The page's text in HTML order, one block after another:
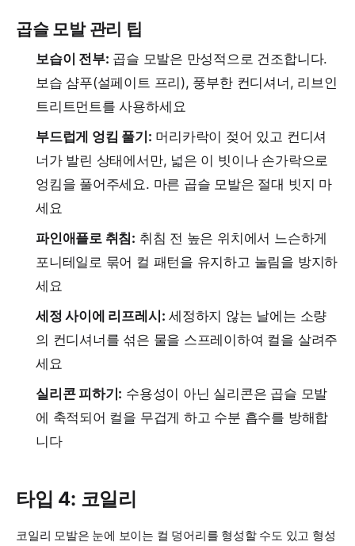
곱슬 모발 관리 팁
보습이 전부: 곱슬 모발은 만성적으로 건조합니다.
보습 샴푸(설페이트 프리), 풍부한 컨디셔너, 리브인
트리트먼트를 사용하세요
부드럽게 엉킴 풀기: 머리카락이 젖어 있고 컨디셔
너가 발린 상태에서만, 넓은 이 빗이나 손가락으로
엉킴을 풀어주세요. 마른 곱슬 모발은 절대 빗지 마
세요
파인애플로 취침: 취침 전 높은 위치에서 느슨하게
포니테일로 묶어 컬 패턴을 유지하고 눌림을 방지하
세요
세정 사이에 리프레시: 세정하지 않는 날에는 소량
의 컨디셔너를 섞은 물을 스프레이하여 컬을 살려주
세요
실리콘 피하기: 수용성이 아닌 실리콘은 곱슬 모발
에 축적되어 컬을 무겁게 하고 수분 흡수를 방해합
니다
타입 4: 코일리
코일리 모발은 눈에 보이는 컬 덩어리를 형성할 수도 있고 형성